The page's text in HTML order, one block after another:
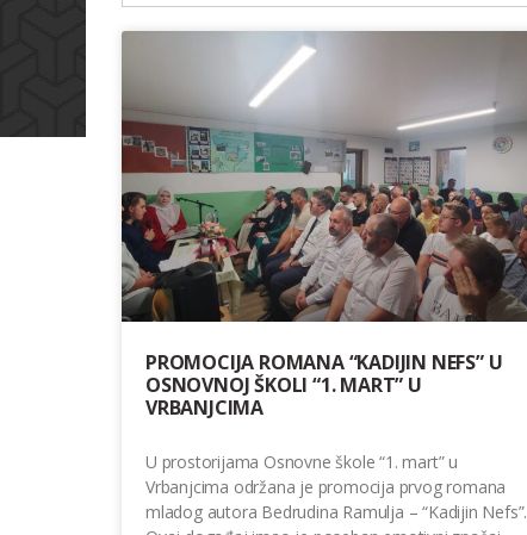
PROMOCIJA ROMANA “KADIJIN NEFS” U
OSNOVNOJ ŠKOLI “1. MART” U
VRBANJCIMA
U prostorijama Osnovne škole “1. mart” u
Vrbanjcima održana je promocija prvog romana
mladog autora Bedrudina Ramulja – “Kadijin Nefs”.